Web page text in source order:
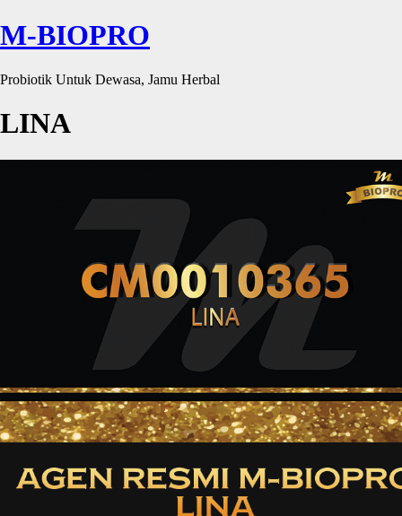
M-BIOPRO
Probiotik Untuk Dewasa, Jamu Herbal
LINA